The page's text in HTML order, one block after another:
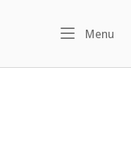
Menu